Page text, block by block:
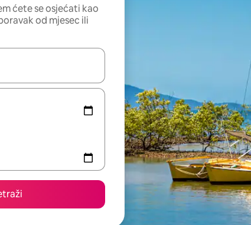
ćete se osjećati kao
od mjesec ili
moći ćete ih pregledati koristeći se strelicama prema gore i